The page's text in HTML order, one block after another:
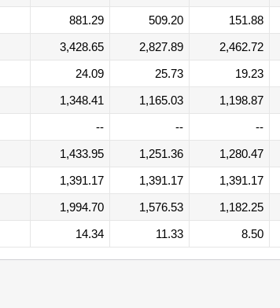
881.29 509.20 151.88
3,428.65 2,827.89 2,462.72
24.09 25.73 19.23
1,348.41 1,165.03 1,198.87
-- -- --
1,433.95 1,251.36 1,280.47
1,391.17 1,391.17 1,391.17
1,994.70 1,576.53 1,182.25
14.34 11.33 8.50